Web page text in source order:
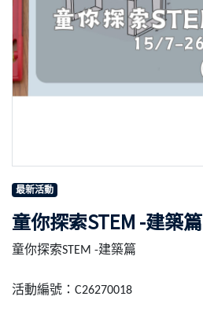
最新活動
童你探索STEM -建築篇
童你探索STEM -建築篇
活動編號： C26270018